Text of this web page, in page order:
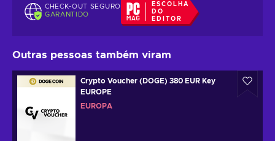
CHECK-OUT SEGURO
GARANTIDO
ESCOLHA
DO
EDITOR
Outras pessoas também viram
Crypto Voucher (DOGE) 380 EUR Key
EUROPE
EUROPA